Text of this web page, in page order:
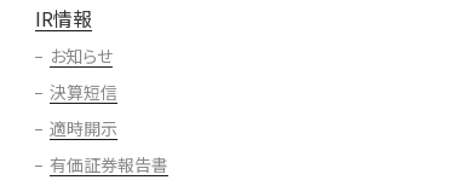
IR情報
お知らせ
決算短信
適時開示
有価証券報告書